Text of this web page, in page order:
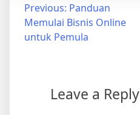
Post
navigation
Previous: Panduan
Memulai Bisnis Online
untuk Pemula
Leave a Reply